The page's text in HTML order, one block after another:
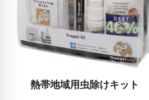
熱帯地域用虫除けキット